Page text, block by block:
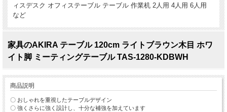
ィスデスク オフィステーブル テーブル 作業机 2人用 4人用 6人用
など
家具のAKIRA テーブル 120cm ライトブラウン木目 ホワ
イト脚 ミーティングテーブル TAS-1280-KDBWH
商品説明
〇 おしゃれを重視したテーブルデザイン
〇 強くさらに強く設計し、十分な補強を加えています